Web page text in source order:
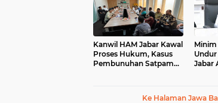
Kanwil HAM Jabar Kawal
Proses Hukum, Kasus
Pembunuhan Satpam
Jabar
Ke Halaman Jawa